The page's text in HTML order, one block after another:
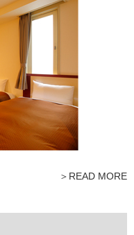
＞READ MORE